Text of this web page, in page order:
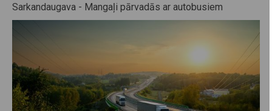
Sarkandaugava - Mangaļi pārvadās ar autobusiem